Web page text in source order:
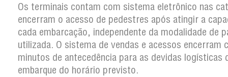
Os terminais contam com sistema eletrônico nas
encerram o acesso de pedestres após atingir a
cada embarcação, independente da modalidade de
utilizada. O sistema de vendas e acessos encerram
minutos de antecedência para as devidas logísticas
embarque do horário previsto.